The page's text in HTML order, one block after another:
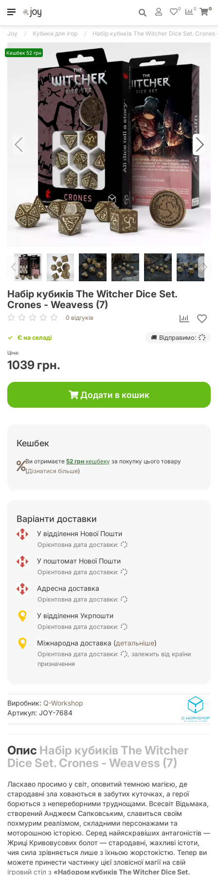
0
0 0
Joy Кубики для ігор Набір кубиків The Witcher Dice Set. Crones
Кешбек 52 грн
Набір кубиків The Witcher Dice Set.
Crones - Weavess (7)
0 відгуків
Є на складі 🚚 Відправимо:
Ціна:
1039 грн.
Додати в кошик
Кешбек
Ви отримаєте 52 грн кешбеку за покупку цього товару
(Дізнатися більше)
Варіанти доставки
У відділення Нової Пошти
Орієнтовна дата доставки:
У поштомат Нової Пошти
Орієнтовна дата доставки:
Адресна доставка
Орієнтовна дата доставки:
У відділення Укрпошти
Орієнтовна дата доставки:
Міжнародна доставка (детальніше)
Орієнтовна дата доставки:
, залежить від країни
призначення
Виробник: Q-Workshop
Артикул: JOY-7684
Опис Набір кубиків The Witcher
Dice Set. Crones - Weavess (7)
Ласкаво просимо у світ, оповитий темною магією, де
стародавні зла ховаються в забутих куточках, а герої
борються з непереборними труднощами. Всесвіт Відьмака,
створений Анджеєм Сапковським, славиться своїм
похмурим реалізмом, складними персонажами та
моторошною історією. Серед найяскравіших антагоністів —
Жриці Кривовусових болот — стародавні, жахливі істоти,
чия сила зрівняється лише з їхньою жорстокістю. Тепер ви
можете принести частинку цієї зловісної магії на свій
ігровий стіл з «Набором кубиків The Witcher Dice Set.